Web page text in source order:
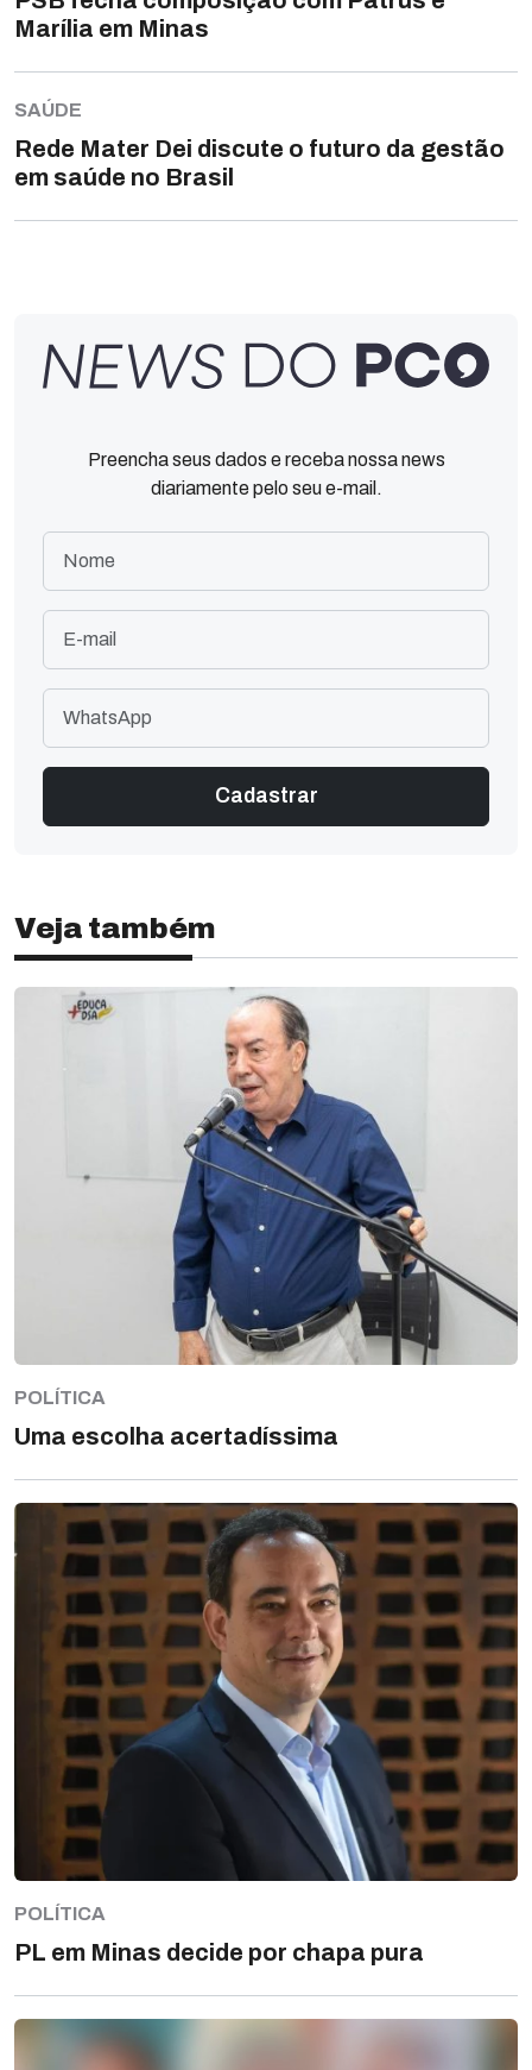
Marília em Minas
SAÚDE
Rede Mater Dei discute o futuro da gestão
em saúde no Brasil
Preencha seus dados e receba nossa news
diariamente pelo seu e-mail.
Veja também
POLÍTICA
Uma escolha acertadíssima
POLÍTICA
PL em Minas decide por chapa pura